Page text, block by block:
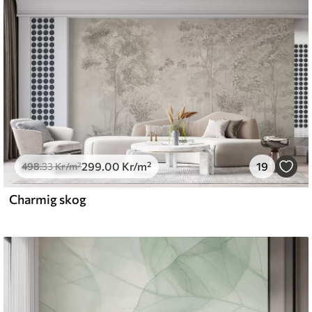
.67379.00Kr/m²
and Stick
.00540.00Kr/m²
498.33Kr/m²299 .00 Kr/m² 19
Charmig skog